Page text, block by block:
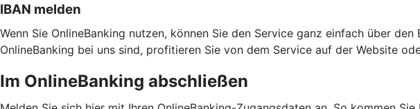
IBAN melden
Wenn Sie OnlineBanking nutzen, können Sie den Service ganz einfach über
OnlineBanking bei uns sind, profitieren Sie von dem Service auf der Website
Im OnlineBanking abschließen